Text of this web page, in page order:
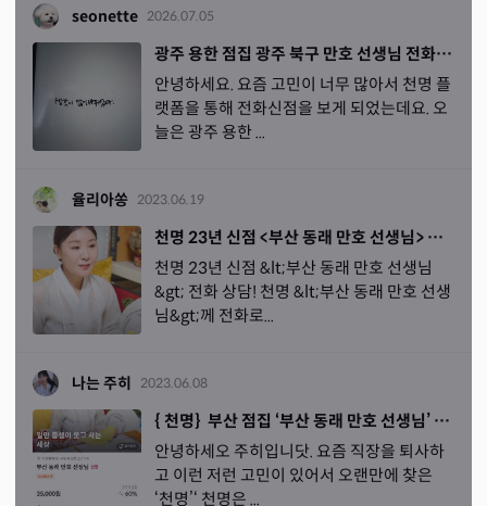
seonette 2026.07.05
광주 용한 점집 광주 북구 만호 선생님 전화신점 후기
안녕하세요. 요즘 고민이 너무 많아서 천명 플
랫폼을 통해 전화신점을 보게 되었는데요. 오
늘은 광주 용한 ...
율리아쏭 2023.06.19
천명 23년 신점 <부산 동래 만호 선생님> 전화 상담!
천명 23년 신점 &lt;부산 동래 만호 선생님
&gt; 전화 상담! 천명 &lt;부산 동래 만호 선생
님&gt;께 전화로...
나는 주히 2023.06.08
{ 천명} 부산 점집 ‘부산 동래 만호 선생님’ 전화신점 후기
안녕하세오 주히입니닷. 요즘 직장을 퇴사하
고 이런 저런 고민이 있어서 오랜만에 찾은
‘천명’‘ 천명은 ...